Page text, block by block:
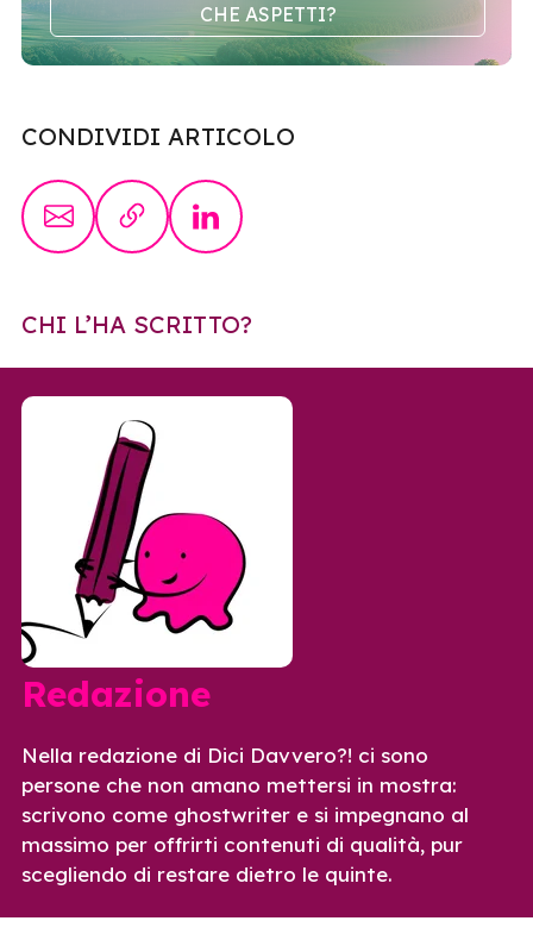
CHE ASPETTI?
CONDIVIDI ARTICOLO
CHI L’HA SCRITTO?
Redazione
Nella redazione di Dici Davvero?! ci sono
persone che non amano mettersi in mostra:
scrivono come ghostwriter e si impegnano al
massimo per offrirti contenuti di qualità, pur
scegliendo di restare dietro le quinte.